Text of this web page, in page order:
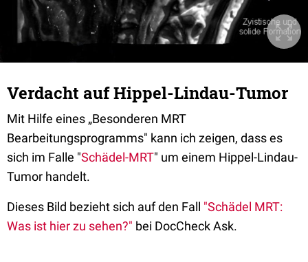
Verdacht auf Hippel-Lindau-Tumor
Mit Hilfe eines „Besonderen MRT
Bearbeitungsprogramms" kann ich zeigen, dass es
sich im Falle "Schädel-MRT" um einem Hippel-Lindau-
Tumor handelt.
Dieses Bild bezieht sich auf den Fall "Schädel MRT:
Was ist hier zu sehen?" bei DocCheck Ask.